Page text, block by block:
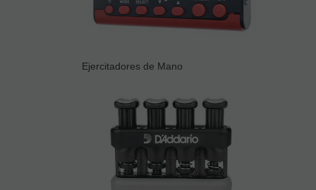
Ejercitadores de Mano